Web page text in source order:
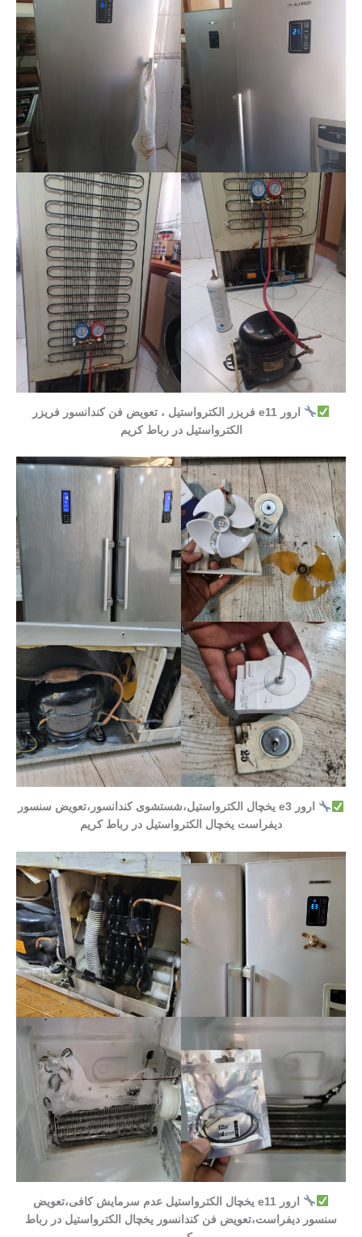
ارور e11 فریزر الکترواستیل ، تعویض فن کندانسور فریزر
الکترواستیل در رباط کریم
ارور e3 یخچال الکترواستیل،شستشوی کندانسور،تعویض سنسور
دیفراست یخچال الکترواستیل در رباط کریم
ارور e11 یخچال الکترواستیل عدم سرمایش کافی،تعویض
سنسور دیفراست،تعویض فن کندانسور یخچال الکترواستیل در رباط